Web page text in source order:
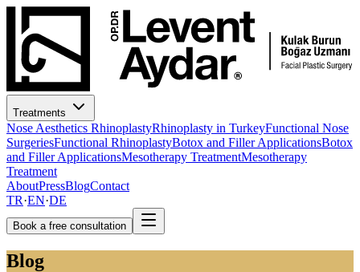
Treatments
Nose Aesthetics RhinoplastyRhinoplasty in TurkeyFunctional Nose
SurgeriesFunctional RhinoplastyBotox and Filler ApplicationsBotox
and Filler ApplicationsMesotherapy TreatmentMesotherapy
Treatment
AboutPressBlogContact
TR·EN·DE
Book a free consultation
Blog